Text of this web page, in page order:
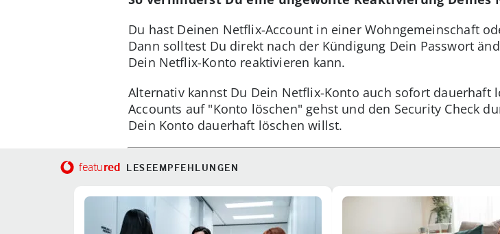
Du hast Deinen Netflix-Account in einer Wohngemeinschaft
Dann solltest Du direkt nach der Kündigung Dein Passwort
Dein Netflix-Konto reaktivieren kann.
Alternativ kannst Du Dein Netflix-Konto auch sofort dauerhaft
Accounts auf "Konto löschen" gehst und den Security Check
Dein Konto dauerhaft löschen willst.
featured LESEEMPFEHLUNGEN